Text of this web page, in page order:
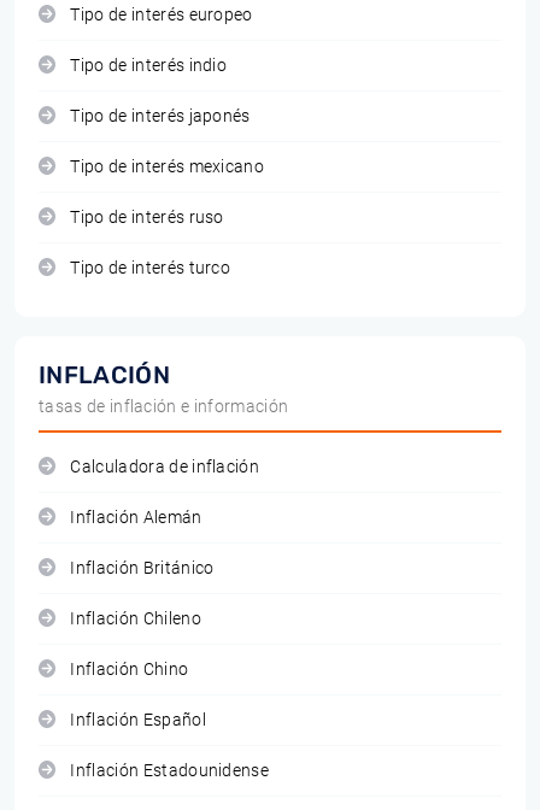
Tipo de interés europeo
Tipo de interés indio
Tipo de interés japonés
Tipo de interés mexicano
Tipo de interés ruso
Tipo de interés turco
INFLACIÓN
tasas de inflación e información
Calculadora de inflación
Inflación Alemán
Inflación Británico
Inflación Chileno
Inflación Chino
Inflación Español
Inflación Estadounidense